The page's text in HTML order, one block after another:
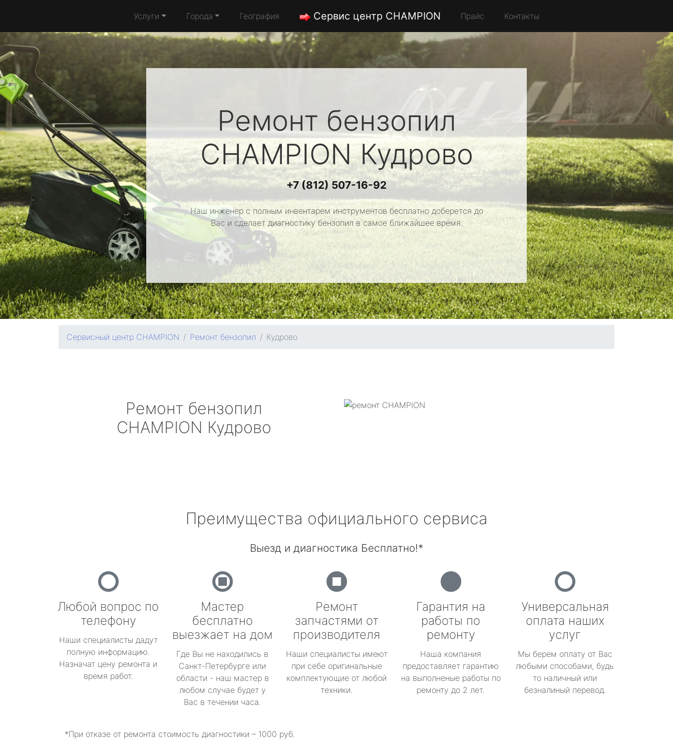
Услуги Города География Сервис центр CHAMPION Прайс Контакты
Ремонт бензопил
CHAMPIONКудрово
+7 (812) 507-16-92
Наш инженер с полным инвентарем инструментов бесплатно доберется до
Вас и сделает диагностику бензопил в самое ближайшее время.
Сервисный центр CHAMPION Ремонт бензопил Кудрово
Ремонт бензопил
CHAMPION Кудрово
Преимущества официального сервиса
Выезд и диагностика Бесплатно!*
Любой вопрос по
телефону
Наши специалисты дадут
полную информацию.
Назначат цену ремонта и
время работ.
Мастер
бесплатно
выезжает на дом
Где Вы не находились в
Санкт-Петербурге или
области - наш мастер в
любом случае будет у
Вас в течении часа.
Ремонт
запчастями от
производителя
Наши специалисты имеют
при себе оригинальные
комплектующие от любой
техники.
Гарантия на
работы по
ремонту
Наша компания
предоставляет гарантию
на выполненые работы по
ремонту до 2 лет.
Универсальная
оплата наших
услуг
Мы берем оплату от Вас
любыми способами, будь
то наличный или
безналиный перевод.
*При отказе от ремонта стоимость диагностики – 1000 руб.